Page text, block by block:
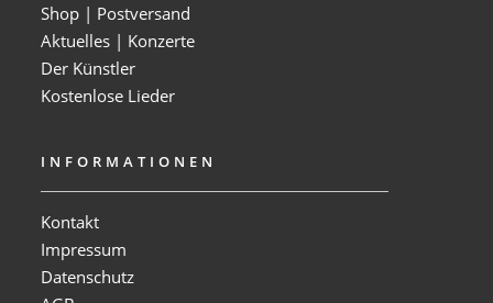
Shop | Postversand
Aktuelles | Konzerte
Der Künstler
Kostenlose Lieder
INFORMATIONEN
Kontakt
Impressum
Datenschutz